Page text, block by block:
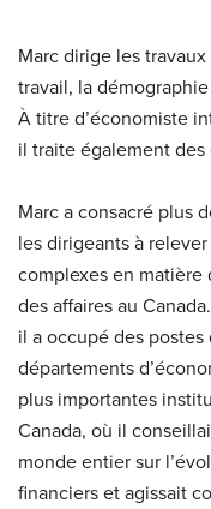
Marc dirige les
travail, la
À titre d’économiste
il traite également
Marc a consacré plus
les dirigeants à
complexes en
des affaires au
il a occupé des
départements
plus importantes
Canada, où il
monde entier sur
financiers et agissait